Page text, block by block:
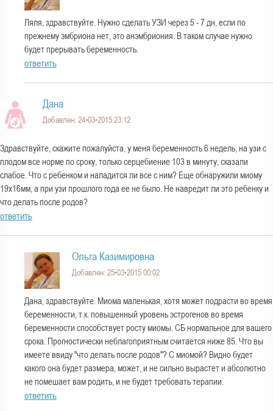
Ляля, здравствуйте. Нужно сделать УЗИ через 5 - 7 дн, если по
прежнему эмбриона нет, это анэмбриония. В таком случае нужно
будет прерывать беременность.
ответить
Дана
Добавлен: 24•03•2015 23:12
Здравствуйте, скажите пожалуйста, у меня беременность 6 недель, на узи с
плодом все норме по сроку, только серцебиение 103 в минуту, сказали
слабое. Что с ребенком и наладится ли все с ним? Еще обнаружили миому
19х16мм, а при узи прошлого года ее не было. Не навредит ли это ребенку и
что делать после родов?
ответить
Ольга Казимировна
Добавлен: 25•03•2015 00:02
Дана, здравствуйте. Миома маленькая, хотя может подрасти во время
беременности, т.к. повышенный уровень эстрогенов во время
беременности способствует росту миомы. СБ нормальное для вашего
срока. Прогностически неблагоприятным считается ниже 85. Что вы
имеете ввиду "что делать после родов"? С миомой? Видно будет
какого она будет размера, может, и не сильно вырастет и абсолютно
не помешает вам родить, и не будет требовать терапии.
ответить